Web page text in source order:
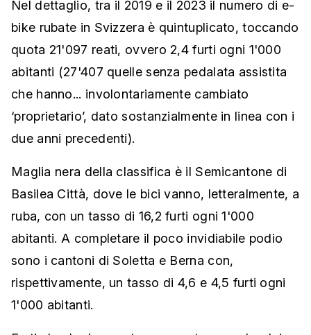
Nel dettaglio, tra il 2019 e il 2023 il numero di e-
bike rubate in Svizzera è quintuplicato, toccando
quota 21'097 reati, ovvero 2,4 furti ogni 1'000
abitanti (27'407 quelle senza pedalata assistita
che hanno... involontariamente cambiato
‘proprietario’, dato sostanzialmente in linea con i
due anni precedenti).
Maglia nera della classifica è il Semicantone di
Basilea Città, dove le bici vanno, letteralmente, a
ruba, con un tasso di 16,2 furti ogni 1'000
abitanti. A completare il poco invidiabile podio
sono i cantoni di Soletta e Berna con,
rispettivamente, un tasso di 4,6 e 4,5 furti ogni
1'000 abitanti.